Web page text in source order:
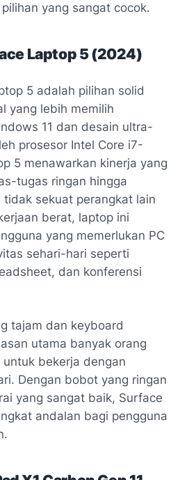
yang sangat cocok.
Laptop 5 (2024)
5 adalah pilihan solid
yang lebih memilih
11 dan desain ultra-
prosesor Intel Core i7-
5 menawarkan kinerja yang
tugas ringan hingga
tidak sekuat perangkat lain
berat, laptop ini
yang memerlukan PC
sehari-hari seperti
dan konferensi
tajam dan keyboard
utama banyak orang
bekerja dengan
Dengan bobot yang ringan
yang sangat baik, Surface
andalan bagi pengguna